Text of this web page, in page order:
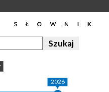
2026